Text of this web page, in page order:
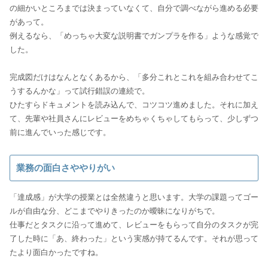
の細かいところまでは決まっていなくて、自分で調べながら進める必要
があって。
例えるなら、「めっちゃ大変な説明書でガンプラを作る」ような感覚で
した。
完成図だけはなんとなくあるから、「多分これとこれを組み合わせてこ
うするんかな」って試行錯誤の連続で。
ひたすらドキュメントを読み込んで、コツコツ進めました。それに加え
て、先輩や社員さんにレビューをめちゃくちゃしてもらって、少しずつ
前に進んでいった感じです。
業務の面白さややりがい
「達成感」が大学の授業とは全然違うと思います。大学の課題ってゴー
ルが自由な分、どこまでやりきったのか曖昧になりがちで。
仕事だとタスクに沿って進めて、レビューをもらって自分のタスクが完
了した時に「あ、終わった」という実感が持てるんです。それが思って
たより面白かったですね。